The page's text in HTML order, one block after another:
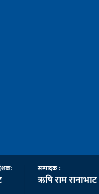
सम्पादक :
ऋषि राम रानाभाट